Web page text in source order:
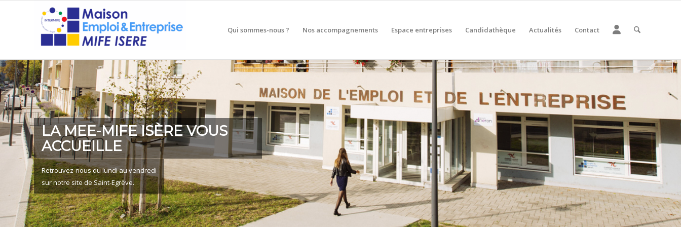
Qui sommes-nous ? Nos accompagnements Espace entreprises Candidathèque Actualités Contact
NOS ACTIONS COLLECTIVES
Club emploi, sessions communication, théâtre emploi, actions vers
les entreprises, etc. Découvrez tous nos accompagnements collectifs
de retour à l’emploi.